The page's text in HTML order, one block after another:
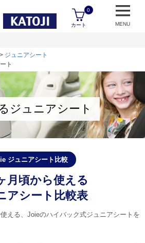
カート
0
MENU
ジュニアシート
ト
ジュニアシート
ジュニアシート比較
月頃から使える
アシート比較表
える、Joieのハイバック式ジュニアシートを